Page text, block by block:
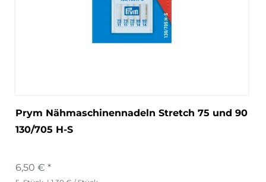
Prym Nähmaschinennadeln Stretch 75 und 90
130/705 H-S
6,50 € *